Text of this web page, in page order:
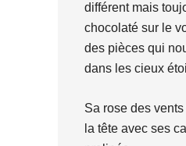
différent mais
chocolaté sur le
des pièces qui
dans les cieux
Sa rose des
la tête avec ses